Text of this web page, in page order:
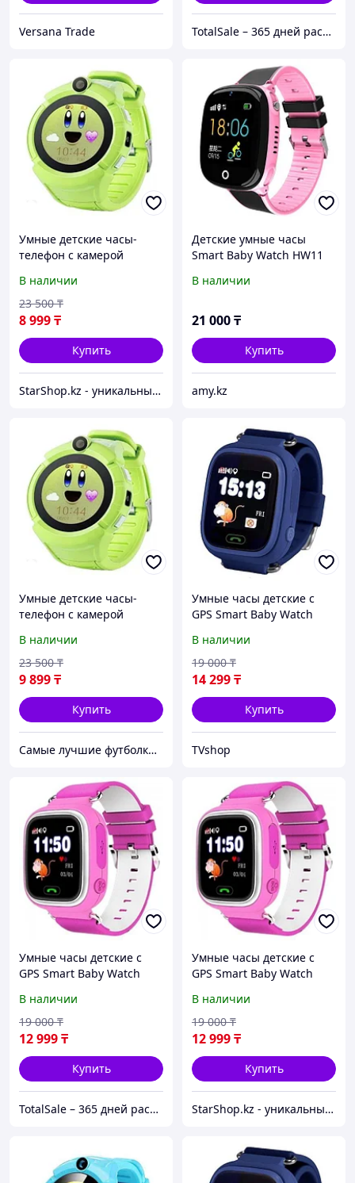
Versana Trade TotalSale – 365 дней распродажи
Умные детские часы-
телефон с камерой
c GPS-приемником
(Зеленый)
В наличии
8 999₸
23 500 ₸
Купить
StarShop.kz - уникальные вещи с доставкой на дом
Детские умные часы
Smart Baby Watch HW11
В наличии
21 000₸
Купить
amy.kz
Умные детские часы-
телефон с камерой
c GPS-приемником
(Зеленый)
В наличии
9 899₸
23 500 ₸
Купить
Самые лучшие футболки на планете продаются тут.
Умные часы детские с
GPS Smart Baby Watch
В наличии
14 299₸
19 000 ₸
Купить
TVshop
Умные часы детские с
GPS Smart Baby Watch
В наличии
12 999₸
19 000 ₸
Купить
TotalSale – 365 дней распродажи
Умные часы детские с
GPS Smart Baby Watch
В наличии
12 999₸
19 000 ₸
Купить
StarShop.kz - уникальные вещи с доставкой на дом